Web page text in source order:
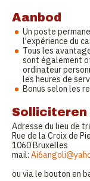
Aanbod
Un poste
l'expérience du
Tous les
sont également
ordinateur
les heures de
Bonus selon les
Solliciteren
Adresse du lieu de
Rue de la Croix de
1060 Bruxelles
mail:
ou via le bouton en